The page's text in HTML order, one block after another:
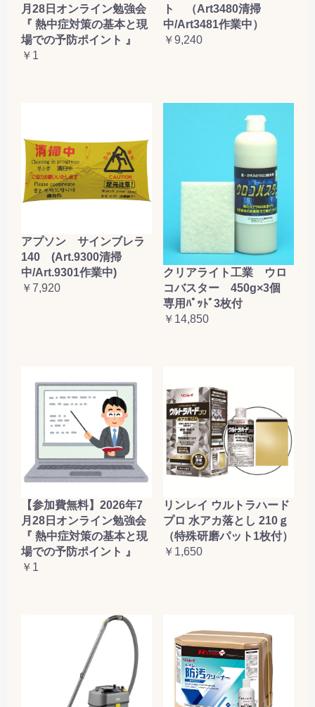
月28日オンライン勉強会
『 熱中症対策の基本と現
場での予防ポイント 』
￥1
ト （Art3480清掃
中/Art3481作業中）
￥9,240
アプソン サインブレラ
140 (Art.9300清掃
中/Art.9301作業中)
￥7,920
クリアライト工業 ウロ
コバスター 450g×3個
専用ﾊﾟｯﾄﾞ3枚付
￥14,850
【参加費無料】2026年7
月28日オンライン勉強会
『 熱中症対策の基本と現
場での予防ポイント 』
￥1
リンレイ ウルトラハード
プロ 水アカ落とし 210ｇ
（特殊研磨パット1枚付）
￥1,650